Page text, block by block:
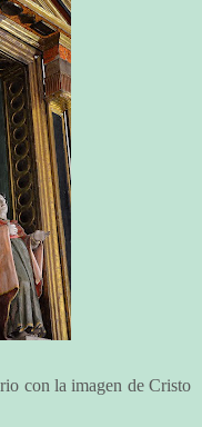
con la imagen de Cristo